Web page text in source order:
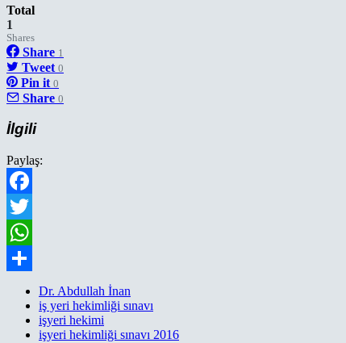
Total
1
Shares
Share 1
Tweet 0
Pin it 0
Share 0
İlgili
Paylaş:
Facebook
Twitter
WhatsApp
Paylaş
Dr. Abdullah İnan
iş yeri hekimliği sınavı
işyeri hekimi
işyeri hekimliği sınavı 2016